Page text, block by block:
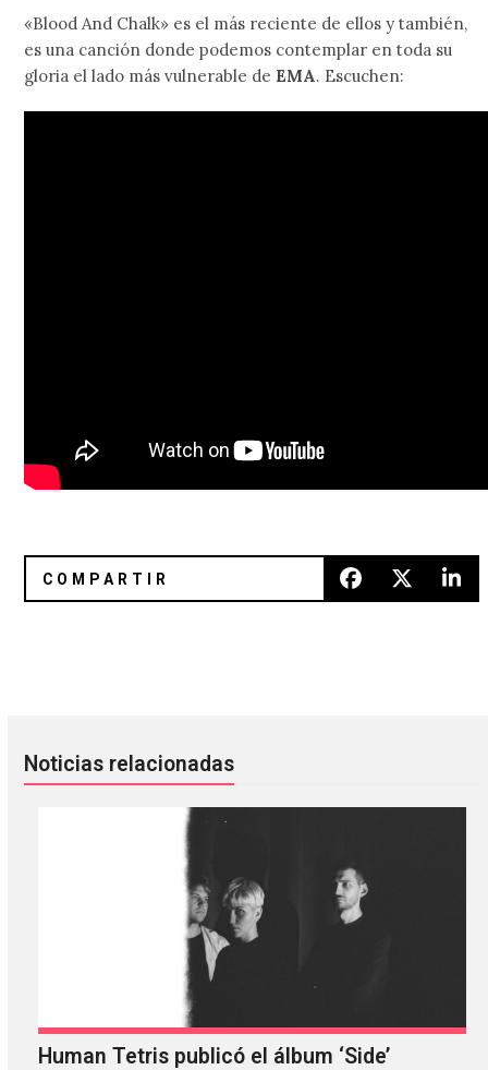
«Blood And Chalk» es el más reciente de ellos y también,
es una canción donde podemos contemplar en toda su
gloria el lado más vulnerable de EMA. Escuchen:
Noticias relacionadas
Human Tetris publicó el álbum ‘Side’